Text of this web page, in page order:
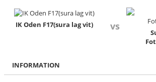
BILDGALLERI
KONTAKT
IK Oden F17(sura lag vit) vs
INFORMATION